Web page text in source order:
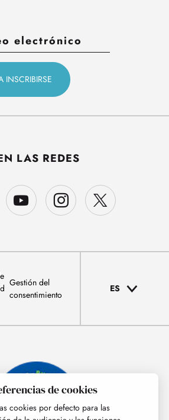
LAS REDES
Gestión del
consentimiento
ES
de cookies
cookies por defecto para las